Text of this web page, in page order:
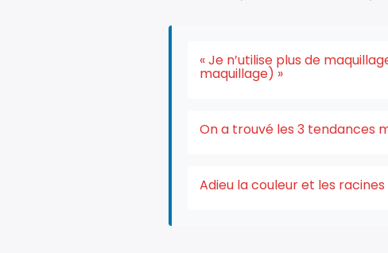
« Je n’utilise plus de
maquillage) »
On a trouvé les 3 tendances
Adieu la couleur et les